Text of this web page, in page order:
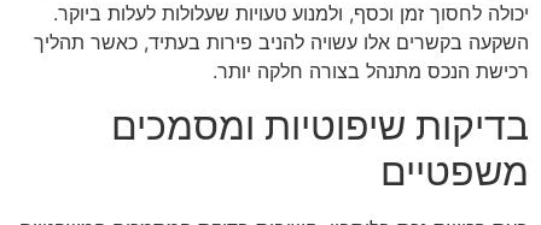
יכולה לחסוך זמן וכסף, ולמנוע טעויות שעלולות לעלות ביוקר.
השקעה בקשרים אלו עשויה להניב פירות בעתיד, כאשר תהליך
רכישת הנכס מתנהל בצורה חלקה יותר.
בדיקות שיפוטיות ומסמכים
משפטיים